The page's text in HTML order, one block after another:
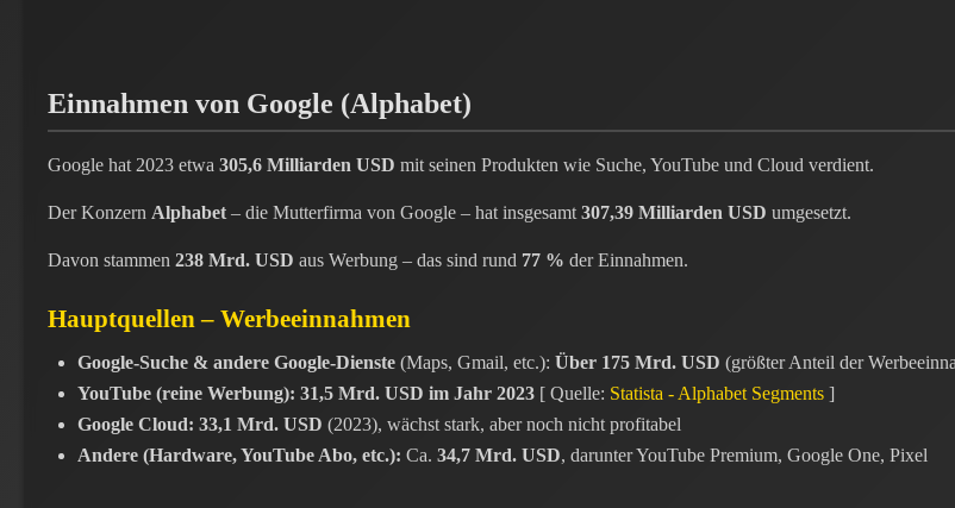
Einnahmen von Google (Alphabet)
Google hat 2023 etwa 305,6 Milliarden USD mit seinen Produkten wie Suche, YouTube und Cloud verdient.
Der Konzern Alphabet – die Mutterfirma von Google – hat insgesamt 307,39 Milliarden USD umgesetzt.
Davon stammen 238 Mrd. USD aus Werbung – das sind rund 77 % der Einnahmen.
Hauptquellen – Werbeeinnahmen
Google-Suche & andere Google-Dienste (Maps, Gmail, etc.): Über 175 Mrd. USD (größter Anteil der
YouTube (reine Werbung): 31,5 Mrd. USD im Jahr 2023 [ Quelle: Statista - Alphabet Segments ]
Google Cloud: 33,1 Mrd. USD (2023), wächst stark, aber noch nicht profitabel
Andere (Hardware, YouTube Abo, etc.): Ca. 34,7 Mrd. USD, darunter YouTube Premium, Google One, Pixel